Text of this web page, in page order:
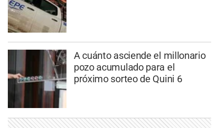
A cuánto asciende el millonario
pozo acumulado para el
próximo sorteo de Quini 6